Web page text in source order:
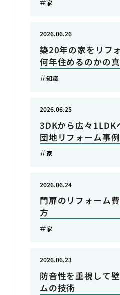
家
築20年の家をリフ
何年住めるのかの
2026.06.26
知識
3DKから広々1LDK
団地リフォーム事
2026.06.25
家
門扉のリフォーム
方
2026.06.24
家
防音性を重視して
ムの技術
2026.06.23